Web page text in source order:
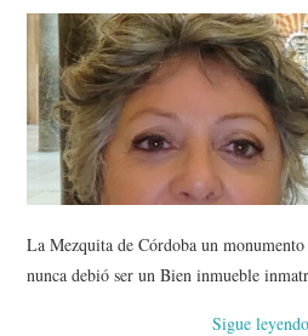
La Mezquita de Córdoba un
nunca debió ser un Bien inmueble
Sigue leyendo